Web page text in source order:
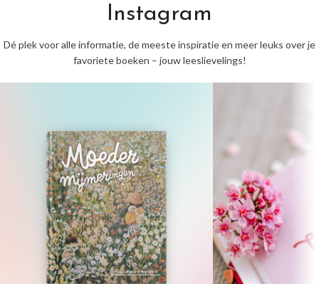
Instagram
Dé plek voor alle informatie, de meeste inspiratie en meer leuks over je
favoriete boeken – jouw leeslievelings!